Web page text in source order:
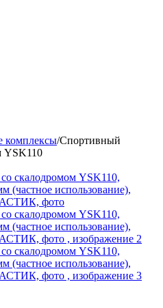
комплексы/Спортивный
YSK110